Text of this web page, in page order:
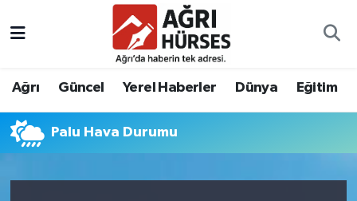
Ağrı Güncel Yerel Haberler Dünya Eğitim
Palu Hava Durumu
Hava Durumu
Süper Lig Puan Durumu ve Fikstür
Tüm Manşetler